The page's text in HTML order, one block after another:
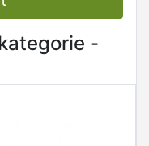
-